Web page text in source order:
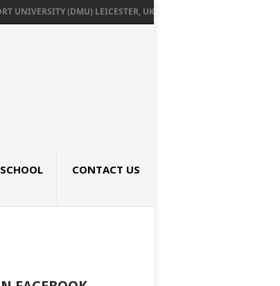
UNIVERSITY (DMU) LEICESTER, UK เรียนต่ออังกฤษ SEPTEMBER 2026
CONTACT US